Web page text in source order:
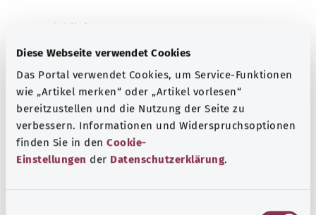
Diese Webseite verwendet Cookies
Das Portal verwendet Cookies, um Service-Funktionen
wie „Artikel merken“ oder „Artikel vorlesen“
bereitzustellen und die Nutzung der Seite zu
verbessern. Informationen und Widerspruchsoptionen
finden Sie in den Cookie-
Einstellungen der Datenschutzerklärung.
Kapsamlı bilgi
Diğer yazılar